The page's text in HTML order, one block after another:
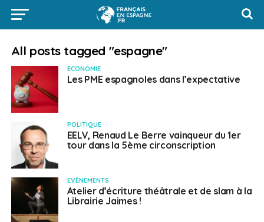
All posts tagged "espagne"
ECONOMIE
Les PME espagnoles dans l’expectative
POLITIQUE
EELV, Renaud Le Berre vainqueur du 1er
tour dans la 5ème circonscription
EVÈNEMENTS
Atelier d’écriture théâtrale et de slam à la
Librairie Jaimes !